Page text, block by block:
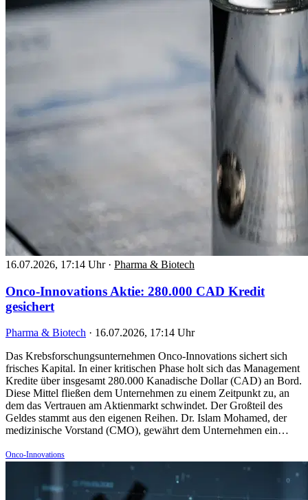
16.07.2026, 17:14 Uhr · Pharma & Biotech
Onco-Innovations Aktie: 280.000 CAD Kredit
gesichert
Pharma & Biotech · 16.07.2026, 17:14 Uhr
Das Krebsforschungsunternehmen Onco-Innovations sichert sich
frisches Kapital. In einer kritischen Phase holt sich das Management
Kredite über insgesamt 280.000 Kanadische Dollar (CAD) an Bord.
Diese Mittel fließen dem Unternehmen zu einem Zeitpunkt zu, an
dem das Vertrauen am Aktienmarkt schwindet. Der Großteil des
Geldes stammt aus den eigenen Reihen. Dr. Islam Mohamed, der
medizinische Vorstand (CMO), gewährt dem Unternehmen ein…
Onco-Innovations